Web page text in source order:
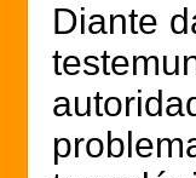
Diante